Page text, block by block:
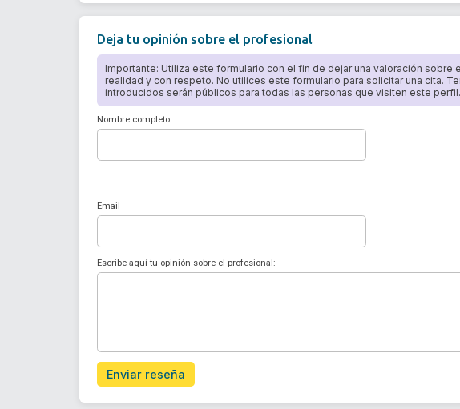
Deja tu opinión sobre el profesional
Importante: Utiliza este formulario con el fin de dejar una valoración sobre
realidad y con respeto. No utilices este formulario para solicitar una cita.
introducidos serán públicos para todas las personas que visiten este perfil.
Nombre completo
Email
Escribe aquí tu opinión sobre el profesional:
Enviar reseña